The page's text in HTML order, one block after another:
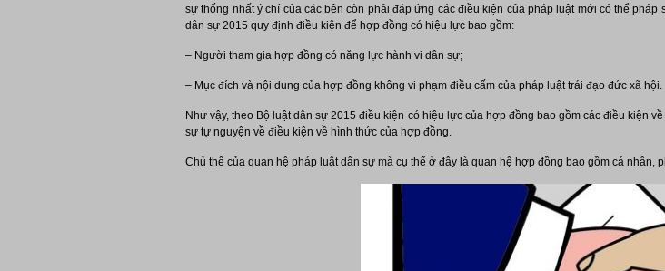
sự thống nhất ý chí của các bên còn phải đáp ứng các điều kiện của pháp luật mới có thể
dân sự 2015 quy định điều kiện để hợp đồng có hiệu lực bao gồm:
– Người tham gia hợp đồng có năng lực hành vi dân sự;
– Mục đích và nội dung của hợp đồng không vi phạm điều cấm của pháp luật trái đạo đức xã hội.
Như vậy, theo Bộ luật dân sự 2015 điều kiện có hiệu lực của hợp đồng bao gồm các điều kiện
sự tự nguyện về điều kiện về hình thức của hợp đồng.
Chủ thể của quan hệ pháp luật dân sự mà cụ thể ở đây là quan hệ hợp đồng bao gồm cá nhân,